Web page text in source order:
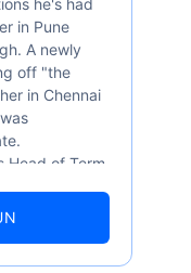
he's had
in Pune
A newly
off "the
in Chennai
Head of Term
are aware